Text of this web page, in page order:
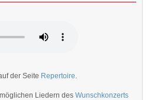
der Seite Repertoire
Liedern des Wunschkonzerts